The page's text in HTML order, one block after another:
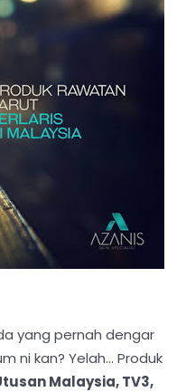
yang pernah dengar
ni kan? Yelah… Produk
Malaysia, TV3,